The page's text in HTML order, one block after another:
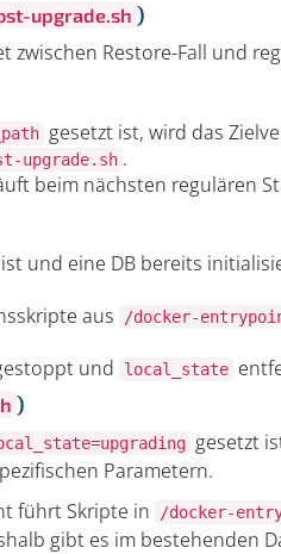
upgrade.sh )
zwischen Restore-Fall und
gesetzt ist, wird das
upgrade.sh .
beim nächsten regulären
und eine DB bereits
aus
/docker-
und
local_state
)
gesetzt
Parametern.
führt Skripte in
/docker-
gibt es im bestehenden